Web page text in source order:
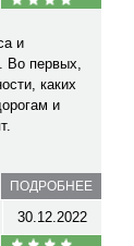
и
Во первых,
каких
и
ПОДРОБНЕЕ
30.12.2022